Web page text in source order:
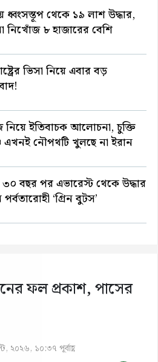
ধ্বংসস্তূপ থেকে ১৯ লাশ উদ্ধার,
৮ হাজারের বেশি
ভিসা নিয়ে এবার বড়
ইতিবাচক আলোচনা, চুক্তি
নৌপথটি খুলছে না ইরান
বছর পর এভারেস্ট থেকে উদ্ধার
পর্বতারোহী ‘গ্রিন বুটস’
ফল প্রকাশ, পাসের
২০২৬, ১০:৩৭ পূর্বাহ্ণ